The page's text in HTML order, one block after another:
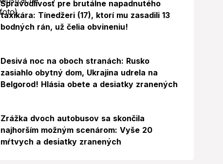
Spravodlivosť pre brutálne napadnutého
taxikára: Tínedžeri (17), ktorí mu zasadili 13
bodných rán, už čelia obvineniu!
Desivá noc na oboch stranách: Rusko
zasiahlo obytný dom, Ukrajina udrela na
Belgorod! Hlásia obete a desiatky zranených
Zrážka dvoch autobusov sa skončila
najhorším možným scenárom: Vyše 20
mŕtvych a desiatky zranených